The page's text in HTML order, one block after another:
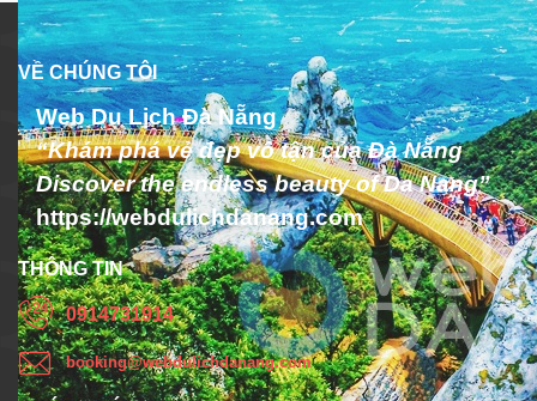
VỀ CHÚNG TÔI
Web Du Lịch Đà Nẵng
“Khám phá vẻ đẹp vô tận của Đà Nẵng
Discover the endless beauty of Da Nang”
https://webdulichdanang.com
THÔNG TIN
0914731914
booking@webdulichdanang.com